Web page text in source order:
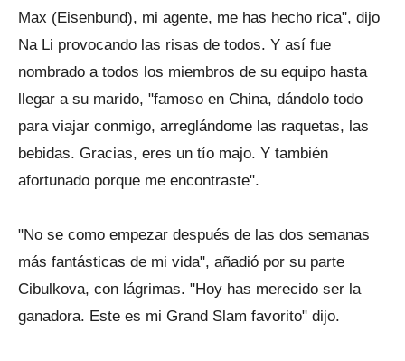
Max (Eisenbund), mi agente, me has hecho rica", dijo
Na Li provocando las risas de todos. Y así fue
nombrado a todos los miembros de su equipo hasta
llegar a su marido, "famoso en China, dándolo todo
para viajar conmigo, arreglándome las raquetas, las
bebidas. Gracias, eres un tío majo. Y también
afortunado porque me encontraste".
"No se como empezar después de las dos semanas
más fantásticas de mi vida", añadió por su parte
Cibulkova, con lágrimas. "Hoy has merecido ser la
ganadora. Este es mi Grand Slam favorito" dijo.